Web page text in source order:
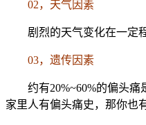
02，天气因素
剧烈的天气变化在一定
03，遗传因素
约有20%~60%的偏头
家里人有偏头痛史，那你也